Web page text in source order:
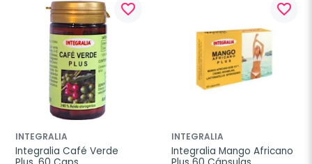
favorite_border
INTEGRALIA
Integralia Café Verde
favorite_border
INTEGRALIA
Integralia Mango Africano